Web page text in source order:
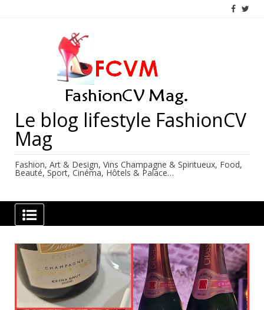
Le blog lifestyle FashionCV
Mag
Fashion, Art & Design, Vins Champagne & Spiritueux, Food,
Beauté, Sport, Cinéma, Hôtels & Palace…